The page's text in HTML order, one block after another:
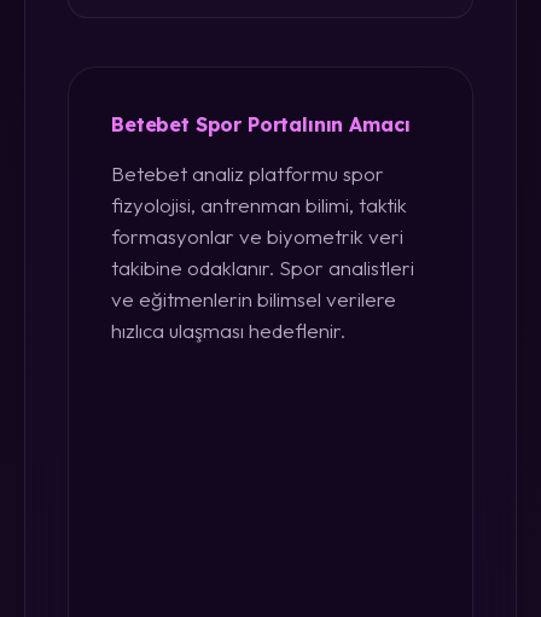
Betebet Spor Portalının Amacı
Betebet analiz platformu spor
fizyolojisi, antrenman bilimi, taktik
formasyonlar ve biyometrik veri
takibine odaklanır. Spor analistleri
ve eğitmenlerin bilimsel verilere
hızlıca ulaşması hedeflenir.